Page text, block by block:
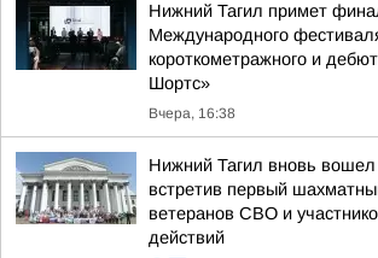
Нижний Тагил примет
Международного
короткометражного и
Шортс»
Вчера, 16:38
Нижний Тагил вновь
встретив первый
ветеранов СВО и
действий